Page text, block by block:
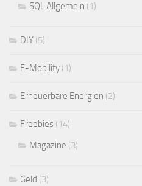
SQL Allgemein (1)
DIY (5)
E-Mobility (1)
Erneuerbare Energien (2)
Freebies (14)
Magazine (3)
Geld (3)